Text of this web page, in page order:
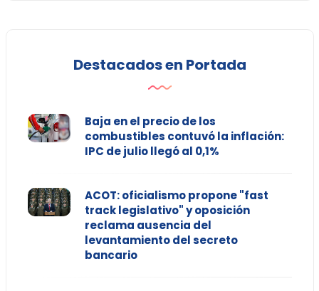
Destacados en Portada
Baja en el precio de los
combustibles contuvó la inflación:
IPC de julio llegó al 0,1%
ACOT: oficialismo propone "fast
track legislativo" y oposición
reclama ausencia del
levantamiento del secreto
bancario